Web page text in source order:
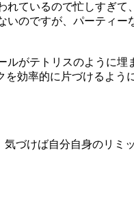
ているので忙しすぎて
のですが、パーティー
がテトリスのように
効率的に片づけるよ
づけば自分自身のリミ